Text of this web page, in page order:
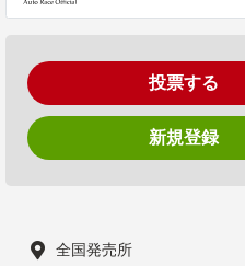
投票する
新規登録
全国発売所